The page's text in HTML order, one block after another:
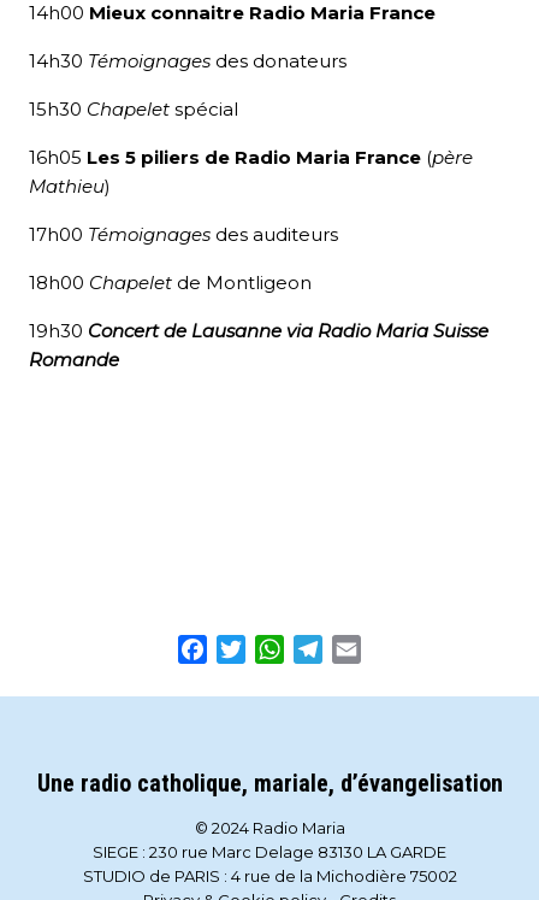
14h00 Mieux connaitre Radio Maria France
14h30 Témoignages des donateurs
15h30 Chapelet spécial
16h05 Les 5 piliers de Radio Maria France (père
Mathieu)
17h00 Témoignages des auditeurs
18h00 Chapelet de Montligeon
19h30 Concert de Lausanne via Radio Maria Suisse
Romande
Facebook
TwitterWhatsApp
Telegram
Une radio catholique, mariale, d’évangelisation
© 2024 Radio Maria
SIEGE : 230 rue Marc Delage 83130 LA GARDE
STUDIO de PARIS : 4 rue de la Michodière 75002